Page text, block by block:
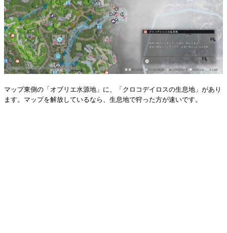
マップ東側の「オブリエ水源地」に、「クロコデイロスの生息地」があり
ます。マップを解放しているなら、生息地で狩った方が速いです。